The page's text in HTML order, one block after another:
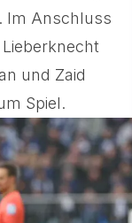
Im Anschluss
und Zaid
Spiel.